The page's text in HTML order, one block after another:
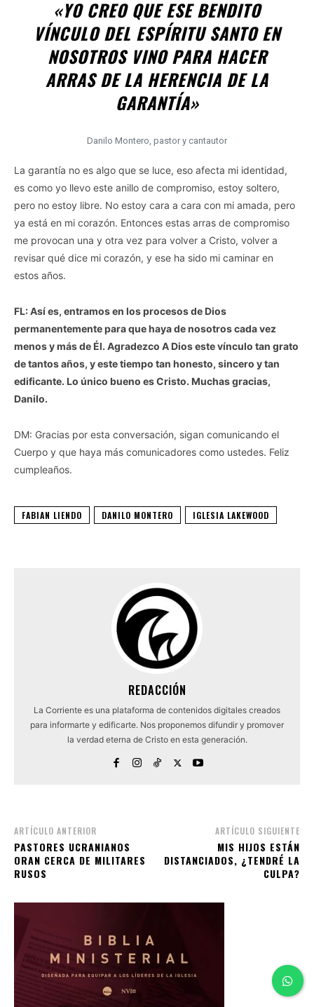
«YO CREO QUE ESE BENDITO
VÍNCULO DEL ESPÍRITU SANTO EN
NOSOTROS VINO PARA HACER
ARRAS DE LA HERENCIA DE LA
GARANTÍA»
Danilo Montero, pastor y cantautor
La garantía no es algo que se luce, eso afecta mi identidad,
es como yo llevo este anillo de compromiso, estoy soltero,
pero no estoy libre. No estoy cara a cara con mi amada, pero
ya está en mi corazón. Entonces estas arras de compromiso
me provocan una y otra vez para volver a Cristo, volver a
revisar qué dice mi corazón, y ese ha sido mi caminar en
estos años.
FL: Así es, entramos en los procesos de Dios
permanentemente para que haya de nosotros cada vez
menos y más de Él. Agradezco A Dios este vínculo tan grato
de tantos años, y este tiempo tan honesto, sincero y tan
edificante. Lo único bueno es Cristo. Muchas gracias,
Danilo.
DM: Gracias por esta conversación, sigan comunicando el
Cuerpo y que haya más comunicadores como ustedes. Feliz
cumpleaños.
FABIAN LIENDO DANILO MONTERO IGLESIA LAKEWOOD
REDACCIÓN
La Corriente es una plataforma de contenidos digitales creados
para informarte y edificarte. Nos proponemos difundir y promover
la verdad eterna de Cristo en esta generación.
ARTÍCULO ANTERIOR
PASTORES UCRANIANOS
ORAN CERCA DE MILITARES
RUSOS
ARTÍCULO SIGUIENTE
MIS HIJOS ESTÁN
DISTANCIADOS, ¿TENDRÉ LA
CULPA?